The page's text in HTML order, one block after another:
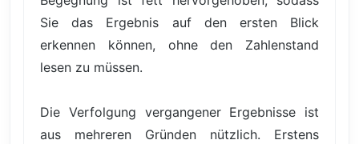
Sie das Ergebnis auf den ersten Blick
erkennen können, ohne den Zahlenstand
lesen zu müssen.
Die Verfolgung vergangener Ergebnisse ist
aus mehreren Gründen nützlich. Erstens